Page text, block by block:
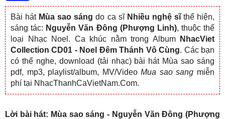
Bài hát Mùa sao sáng do ca sĩ Nhiều nghệ sĩthể hiện,
sáng tác: Nguyễn Văn Đông (Phượng Linh), thuộc thể
loại Nhạc Noel. Ca khúc nằm trong Album
NhacViet
Collection CD01 - Noel Đêm Thánh Vô Cùng. Các bạn
có thể nghe, download (tải nhạc) bài hát Mùa sao sáng
pdf, mp3, playlist/album, MV/VideoMua sao sang miễn
phí tại NhacThanhCaVietNam.Com.
Lời bài hát: Mùa sao sáng - Nguyễn Văn Đông (Phượng